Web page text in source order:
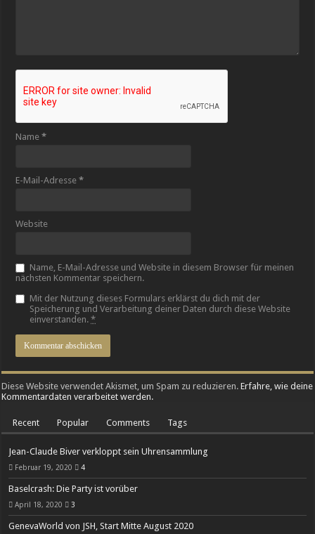
Name*
E-Mail-Adresse*
Website
Name, E-Mail-Adresse und Website in diesem Browser für meinen
nächsten Kommentar speichern.
Mit der Nutzung dieses Formulars erklärst du dich mit der
Speicherung und Verarbeitung deiner Daten durch diese Website
einverstanden.*
Diese Website verwendet Akismet, um Spam zu reduzieren.Erfahre, wie deine
Kommentardaten verarbeitet werden.
Recent Popular Comments Tags
Jean-Claude Biver verkloppt sein Uhrensammlung
Februar 19, 2020 4
Baselcrash: Die Party ist vorüber
April 18, 2020 3
GenevaWorld von JSH, Start Mitte August 2020